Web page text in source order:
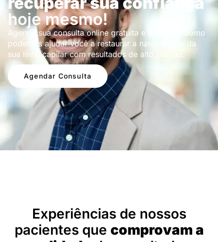
hoje mesmo!
Agende sua consulta online gratuita e descubra como
podemos ajudar você a restaurar a naturalidade da
sua linha capilar com resultados de alto padrão.
Agendar Consulta
Experiências de nossos
pacientes que comprovam a